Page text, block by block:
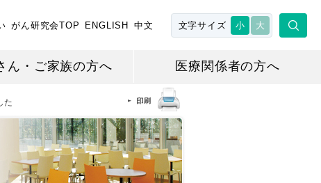
がん研究会TOP ENGLISH 中文 文字サイズ 小 大
ん・ご家族の方へ 医療関係者の方へ
た